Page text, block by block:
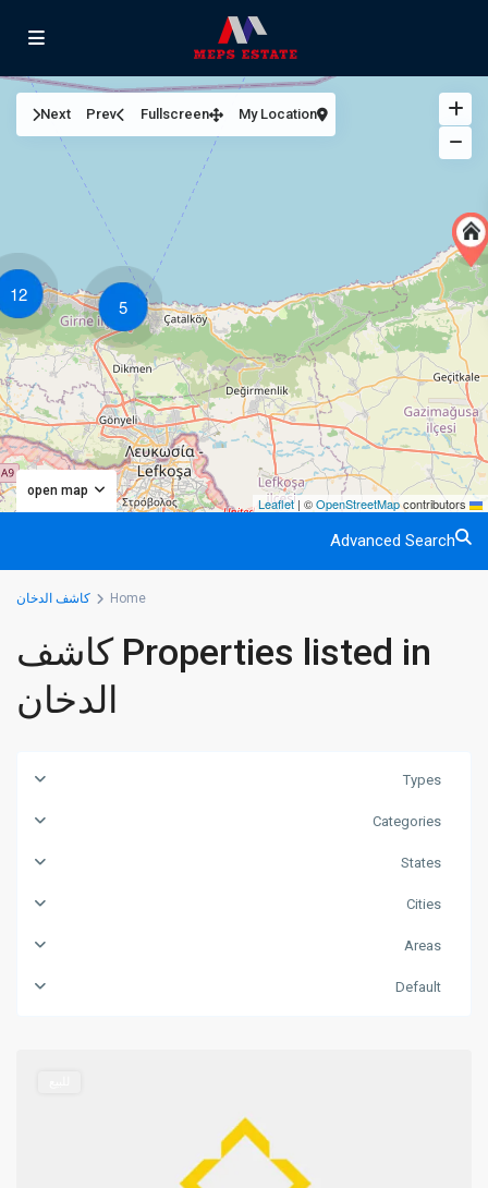
12
5
| ©OpenStreetMapcontributors
open map
My Location
Fullscreen
Prev
Next
Advanced Search
Home كاشف الدخان
Properties listed in كاشف
الدخان
Types
Categories
States
Cities
Areas
Default